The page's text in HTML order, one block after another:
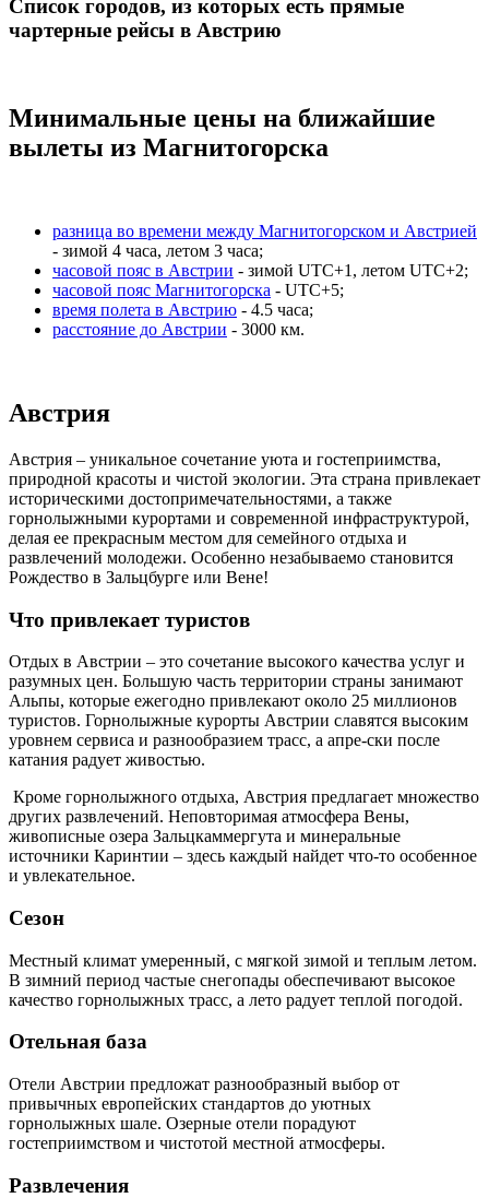
Список городов, из которых есть прямые
чартерные рейсы в Австрию
Минимальные цены на ближайшие
вылеты из Магнитогорска
разница во времени между Магнитогорском и Австрией
- зимой 4 часа, летом 3 часа;
часовой пояс в Австрии - зимой UTC+1, летом UTC+2;
часовой пояс Магнитогорска - UTC+5;
время полета в Австрию - 4.5 часа;
расстояние до Австрии - 3000 км.
Австрия
Австрия – уникальное сочетание уюта и гостеприимства,
природной красоты и чистой экологии. Эта страна привлекает
историческими достопримечательностями, а также
горнолыжными курортами и современной инфраструктурой,
делая ее прекрасным местом для семейного отдыха и
развлечений молодежи. Особенно незабываемо становится
Рождество в Зальцбурге или Вене!
Что привлекает туристов
Отдых в Австрии – это сочетание высокого качества услуг и
разумных цен. Большую часть территории страны занимают
Альпы, которые ежегодно привлекают около 25 миллионов
туристов. Горнолыжные курорты Австрии славятся высоким
уровнем сервиса и разнообразием трасс, а апре-ски после
катания радует живостью.
Кроме горнолыжного отдыха, Австрия предлагает множество
других развлечений. Неповторимая атмосфера Вены,
живописные озера Зальцкаммергута и минеральные
источники Каринтии – здесь каждый найдет что-то особенное
и увлекательное.
Сезон
Местный климат умеренный, с мягкой зимой и теплым летом.
В зимний период частые снегопады обеспечивают высокое
качество горнолыжных трасс, а лето радует теплой погодой.
Отельная база
Отели Австрии предложат разнообразный выбор от
привычных европейских стандартов до уютных
горнолыжных шале. Озерные отели порадуют
гостеприимством и чистотой местной атмосферы.
Развлечения